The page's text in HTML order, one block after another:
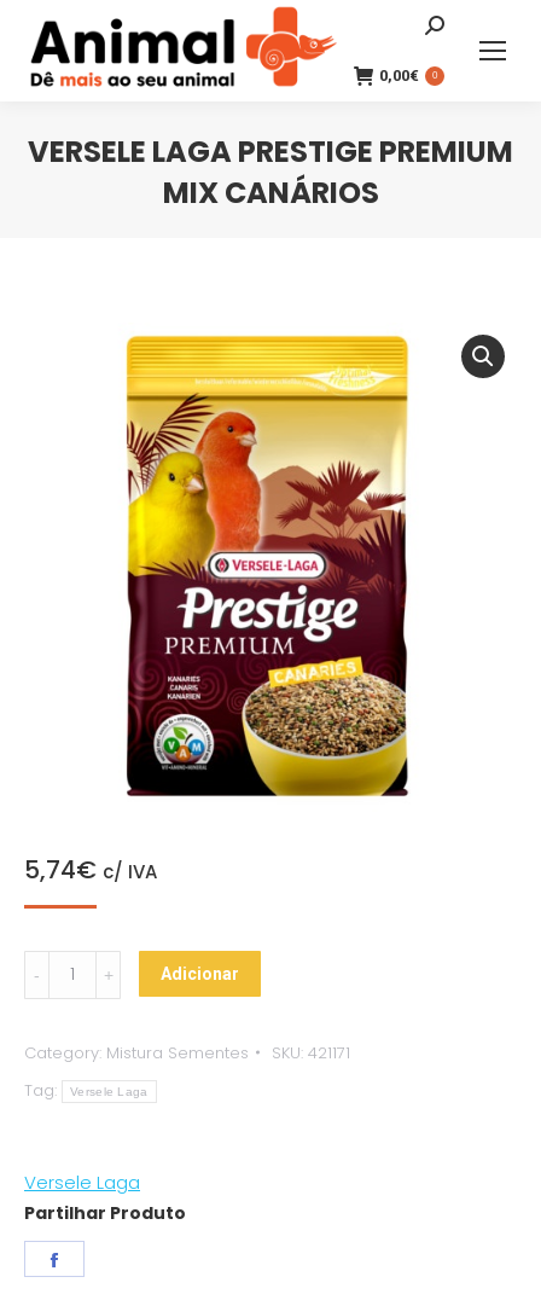
Search:
0,00€ 0
VERSELE LAGA PRESTIGE PREMIUM
MIX CANÁRIOS
5,74€ c/ IVA
Versele
Laga
Premium
Mix
Adicionar
Category: Mistura Sementes SKU: 421171
Tag:
Versele Laga
Versele Laga
Partilhar Produto